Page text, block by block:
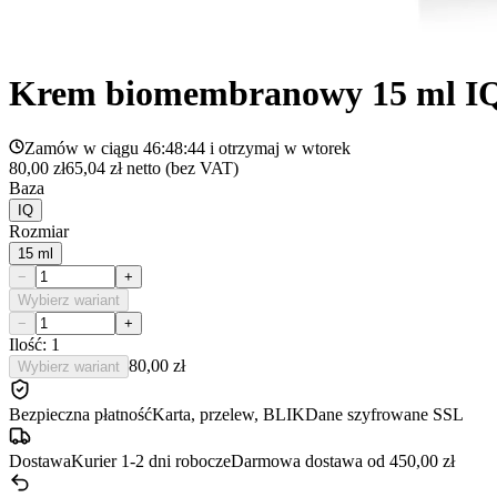
Krem biomembranowy 15 ml
Zamów w ciągu 46:48:44 i otrzymaj w wtorek
80,00 zł65,04 zł netto (bez VAT)
Baza
IQ
Rozmiar
15 ml
−
+
Wybierz wariant
−
+
Ilość: 1
Wybierz wariant 80,00 zł
Bezpieczna płatnośćKarta, przelew, BLIKDane szyfrowane SSL
DostawaKurier 1-2 dni roboczeDarmowa dostawa od 450,00 zł